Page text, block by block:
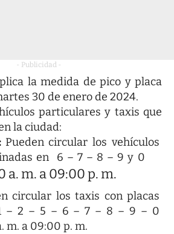
- Publicidad -
la medida de pico y placa
30 de enero de 2024.
particulares y taxis que
la ciudad:
Pueden circular los vehículos
en 6 – 7 – 8 – 9 y 0
a. m. a 09:00 p. m.
circular los taxis con placas
– 2 – 5 – 6 – 7 – 8 – 9 – 0
m. a 09:00 p. m.